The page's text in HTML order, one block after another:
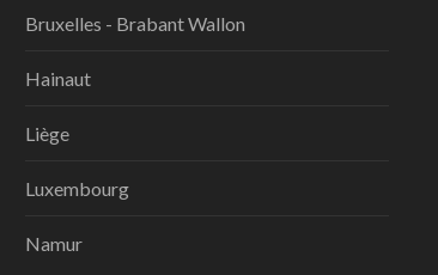
Bruxelles - Brabant Wallon
Hainaut
Liège
Luxembourg
Namur